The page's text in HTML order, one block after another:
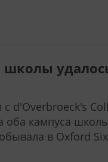
d'Overbroeck's
оба кампуса
в Oxford